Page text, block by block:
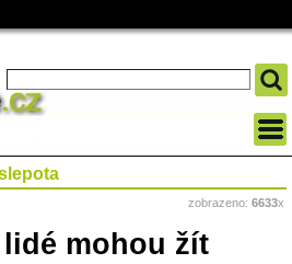
zobrazeno: 6633x
mohou žít